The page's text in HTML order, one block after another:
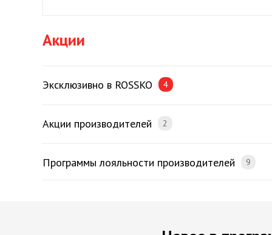
приросте от 20%
Акции
Эксклюзивно в ROSSKO 4
Акции производителей 2
Программы лояльности производителей 9